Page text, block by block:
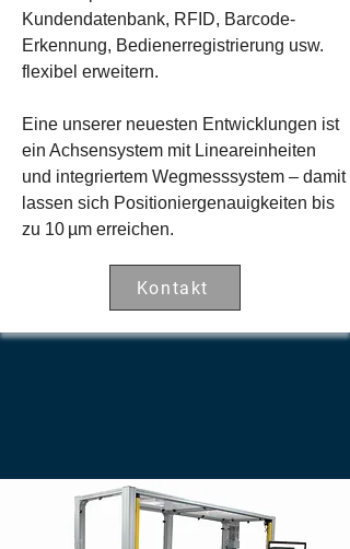
Kundendatenbank, RFID, Barcode-
Erkennung, Bedienerregistrierung usw.
flexibel erweitern.
Eine unserer neuesten Entwicklungen ist
ein Achsensystem mit Lineareinheiten
und integriertem Wegmesssystem – damit
lassen sich Positioniergenauigkeiten bis
zu 10 µm erreichen.
Kontakt